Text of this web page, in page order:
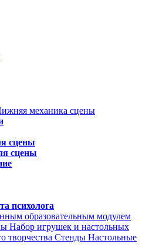
механика сцены
сцены
сцены
психолога
образовательным модулем
Набор игрушек и настольных
творчества Стенды Настольные